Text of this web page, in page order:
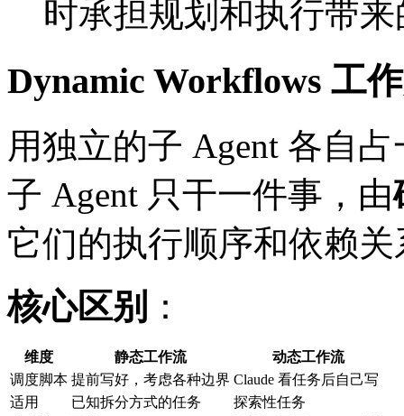
时承担规划和执行带来
Dynamic Workflows 工
用独立的子 Agent 各自
子 Agent 只干一件事，由
它们的执行顺序和依赖关
核心区别 ：
维度 静态工作流
动态工作流
调度脚本 提前写好，考虑各种边界 Claude 看任务后自己写
适用
已知拆分方式的任务
探索性任务